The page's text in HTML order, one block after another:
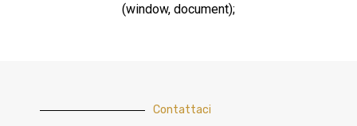
(window, document);
Contattaci